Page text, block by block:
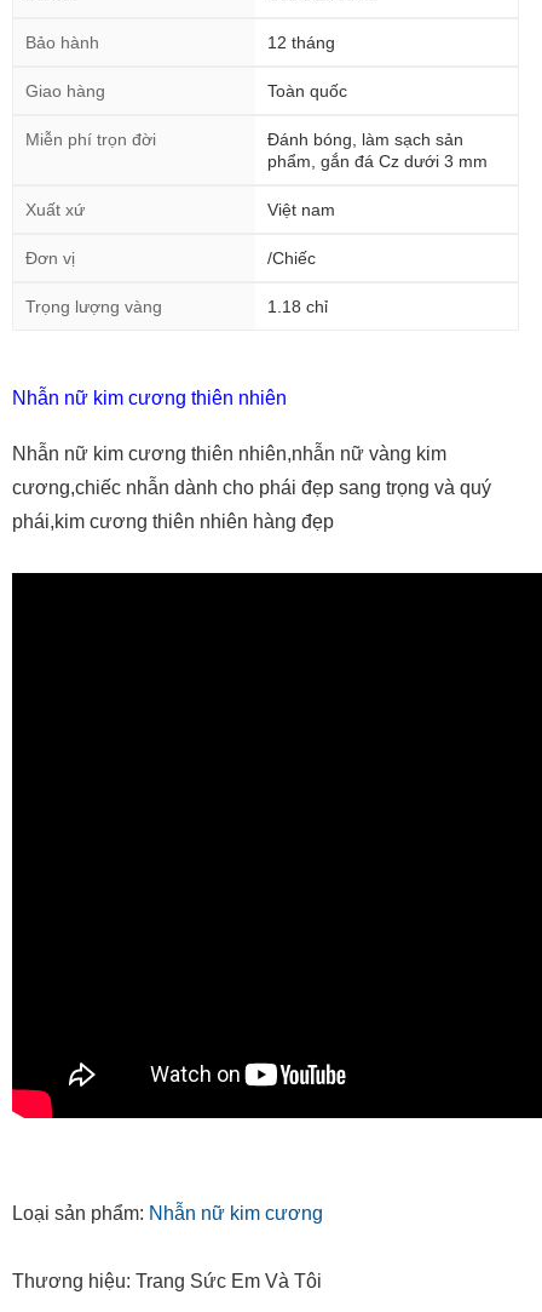
Bảo hành 12 tháng
Giao hàng Toàn quốc
Miễn phí trọn đời
Đánh bóng, làm sạch sản
phẩm, gắn đá Cz dưới 3 mm
Xuất xứ Việt nam
Đơn vị /Chiếc
Trọng lượng vàng 1.18 chỉ
Nhẫn nữ kim cương thiên nhiên
Nhẫn nữ kim cương thiên nhiên,nhẫn nữ vàng kim
cương,chiếc nhẫn dành cho phái đẹp sang trọng và quý
phái,kim cương thiên nhiên hàng đẹp
Loại sản phẩm: Nhẫn nữ kim cương
Thương hiệu: Trang Sức Em Và Tôi